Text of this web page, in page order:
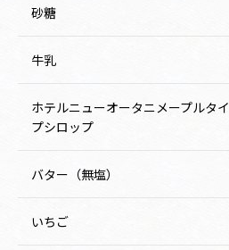
砂糖
牛乳
ホテルニューオータニメープルタイ
プシロップ
バター（無塩）
いちご